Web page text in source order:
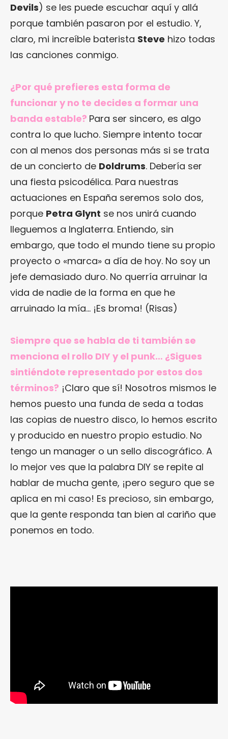
Devils) se les puede escuchar aquí y allá
porque también pasaron por el estudio. Y,
claro, mi increíble baterista Steve hizo todas
las canciones conmigo.
¿Por qué prefieres esta forma de
funcionar y no te decides a formar una
banda estable? Para ser sincero, es algo
contra lo que lucho. Siempre intento tocar
con al menos dos personas más si se trata
de un concierto de Doldrums. Debería ser
una fiesta psicodélica. Para nuestras
actuaciones en España seremos solo dos,
porque Petra Glynt se nos unirá cuando
lleguemos a Inglaterra. Entiendo, sin
embargo, que todo el mundo tiene su propio
proyecto o «marca» a día de hoy. No soy un
jefe demasiado duro. No querría arruinar la
vida de nadie de la forma en que he
arruinado la mía… ¡Es broma! (Risas)
Siempre que se habla de ti también se
menciona el rollo DIY y el punk… ¿Sigues
sintiéndote representado por estos dos
términos? ¡Claro que sí! Nosotros mismos le
hemos puesto una funda de seda a todas
las copias de nuestro disco, lo hemos escrito
y producido en nuestro propio estudio. No
tengo un manager o un sello discográfico. A
lo mejor ves que la palabra DIY se repite al
hablar de mucha gente, ¡pero seguro que se
aplica en mi caso! Es precioso, sin embargo,
que la gente responda tan bien al cariño que
ponemos en todo.